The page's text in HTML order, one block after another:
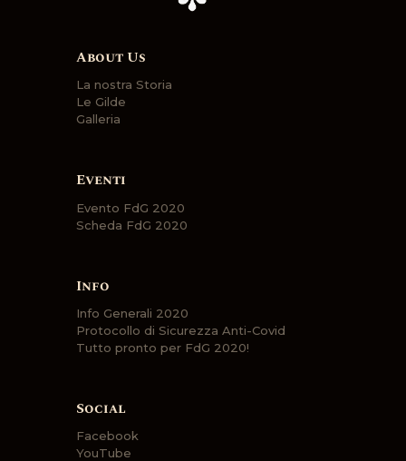
About Us
La nostra Storia
Le Gilde
Galleria
Eventi
Evento FdG 2020
Scheda FdG 2020
Info
Info Generali 2020
Protocollo di Sicurezza Anti-Covid
Tutto pronto per FdG 2020!
Social
Facebook
YouTube